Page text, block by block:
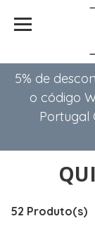
5% de
o código
Portugal
52 Produto(s)